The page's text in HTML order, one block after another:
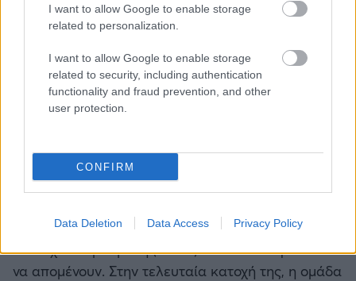
I want to allow Google to enable storage
related to personalization.
I want to allow Google to enable storage
related to security, including authentication
functionality and fraud prevention, and other
user protection.
CONFIRM
Data Deletion Data Access Privacy Policy
ριμπάουντ, επέβαλε την κυριαρχία της κάτω από
τη ρακέτα και με τονΟμπστ
τρίποντο και τονΝτιμιτρίεβιτς σε δίποντο, έδωσαν
προβάδισμα τριών πόντων στην ομάδα τους (
95, 37'), μέχρι να απαντήσει οΣόρκινκαι να ξανά
φέρει το ματς στα ίσια (
ευστοχεί σε δύο βολές και να έχει το προβάδισμα
Μακάμπι(97-95). ΗΜπάγερν
πλεονέκτημα με για τη νίκη, με τονΡέιμαννα
ευστοχεί σε μία βολή (98-95) και 15 δευτερόλεπτα
να απομένουν. Στην τελευταία κατοχή της, η ομάδα